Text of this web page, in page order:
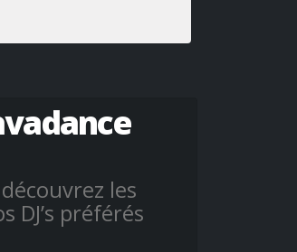
les
DJ’s préférés